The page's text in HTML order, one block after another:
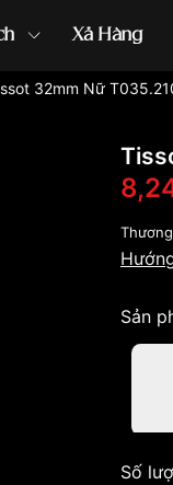
Xả Hàng
32mm Nữ
Sản
Số